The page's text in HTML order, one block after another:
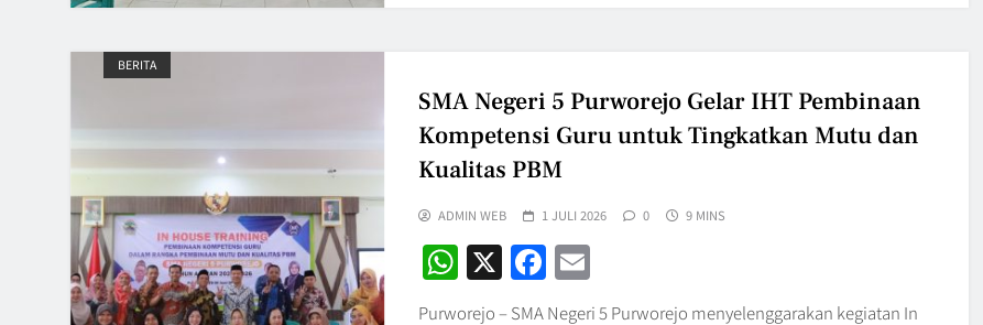
BERITA
SMA Negeri 5 Purworejo Gelar IHT Pembinaan
Kompetensi Guru untuk Tingkatkan Mutu dan
Kualitas PBM
ADMIN WEB 1 JULI 2026 0 9 MINS
WhatsApp
X Facebook
Email
Purworejo – SMA Negeri 5 Purworejo menyelenggarakan kegiatan In